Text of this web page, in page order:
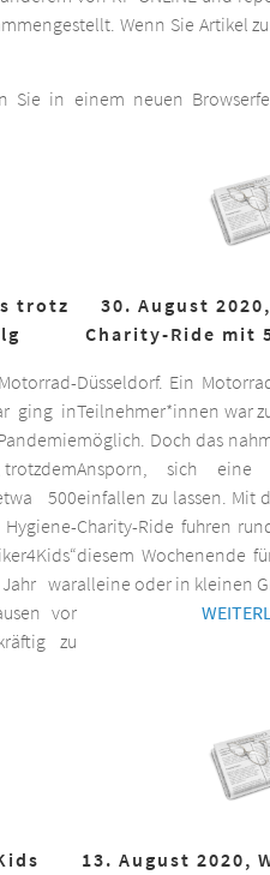
Wenn Sie Artikel
Sie in einem neuen
trotz
ging in
trotzdem
500
war
vor
zu
30. August
Charity-Ride mit
Düsseldorf. Ein
Teilnehmer*innen war
möglich. Doch das
Ansporn, sich eine
einfallen zu lassen. Mit
Charity-Ride fuhren
diesem Wochenende
alleine oder in kleinen
13. August 2020,